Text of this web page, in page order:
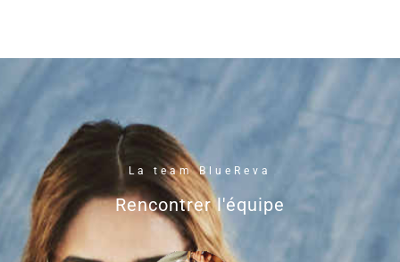
La team BlueReva
Rencontrer l'équipe